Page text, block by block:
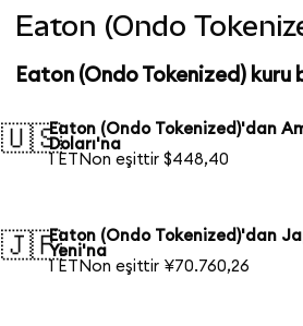
Eaton (Ondo
Eaton (Ondo Tokenized) kuru
🇺🇸Eaton (Ondo Tokenized)'dan
Doları'na
1 ETNon eşittir $448,40
🇯🇵Eaton (Ondo Tokenized)'dan
Yeni'na
1 ETNon eşittir ¥70.760,26